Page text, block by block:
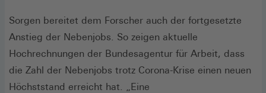
Sorgen bereitet dem Forscher auch der fortgesetzte
Anstieg der Nebenjobs. So zeigen aktuelle
Hochrechnungen der Bundesagentur für Arbeit, dass
die Zahl der Nebenjobs trotz Corona-Krise einen neuen
Höchststand erreicht hat. „Eine